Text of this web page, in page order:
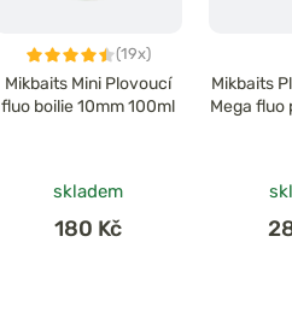
(19x)
Mikbaits Mini Plovoucí
fluo boilie 10mm 100ml
skladem
180 Kč
Mikbaits
Mega